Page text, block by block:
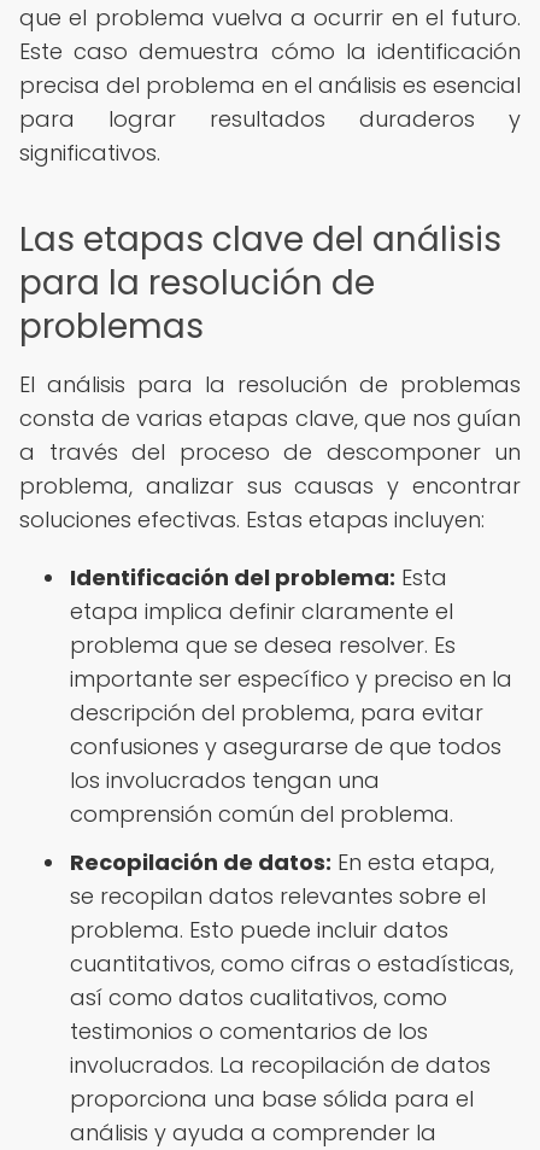
que el problema vuelva a ocurrir en el futuro.
Este caso demuestra cómo la identificación
precisa del problema en el análisis es esencial
para lograr resultados duraderos y
significativos.
Las etapas clave del análisis
para la resolución de
problemas
El análisis para la resolución de problemas
consta de varias etapas clave, que nos guían
a través del proceso de descomponer un
problema, analizar sus causas y encontrar
soluciones efectivas. Estas etapas incluyen:
Identificación del problema: Esta
etapa implica definir claramente el
problema que se desea resolver. Es
importante ser específico y preciso en la
descripción del problema, para evitar
confusiones y asegurarse de que todos
los involucrados tengan una
comprensión común del problema.
Recopilación de datos: En esta etapa,
se recopilan datos relevantes sobre el
problema. Esto puede incluir datos
cuantitativos, como cifras o estadísticas,
así como datos cualitativos, como
testimonios o comentarios de los
involucrados. La recopilación de datos
proporciona una base sólida para el
análisis y ayuda a comprender la